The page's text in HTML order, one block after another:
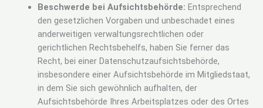
Beschwerde bei Aufsichtsbehörde: Entsprechend
den gesetzlichen Vorgaben und unbeschadet eines
anderweitigen verwaltungsrechtlichen oder
gerichtlichen Rechtsbehelfs, haben Sie ferner das
Recht, bei einer Datenschutzaufsichtsbehörde,
insbesondere einer Aufsichtsbehörde im Mitgliedstaat,
in dem Sie sich gewöhnlich aufhalten, der
Aufsichtsbehörde Ihres Arbeitsplatzes oder des Ortes